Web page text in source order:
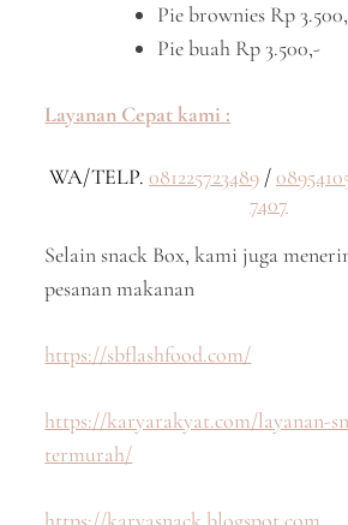
Pie brownies Rp
Pie buah Rp 3.500,-
Layanan Cepat kami :
WA/TELP. 081225723489 /
7407
Selain snack Box, kami juga
pesanan makanan
https://sbflashfood.com/
https://karyarakyat.com/layanan-
termurah/